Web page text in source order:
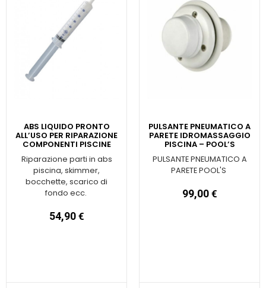
ABS LIQUIDO PRONTO
ALL’USO PER RIPARAZIONE
COMPONENTI PISCINE
Riparazione parti in abs
piscina, skimmer,
bocchette, scarico di
fondo ecc.
54,90 €
PULSANTE PNEUMATICO A
PARETE IDROMASSAGGIO
PISCINA – POOL’S
PULSANTE PNEUMATICO A
PARETE POOL'S
99,00 €